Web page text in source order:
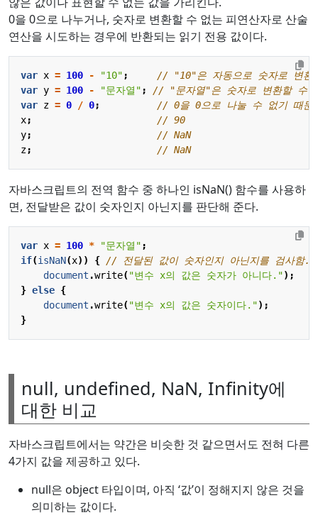
0을 0으로 나누거나, 숫자로 변환할 수 없는 피연산자로 산술
연산을 시도하는 경우에 반환되는 읽기 전용 값이다.
var x = 100 - "10" ;
var y = 100 - "문자열" ;
var z = 0 / 0;
x;
y;
z;
자바스크립트의 전역 함수 중 하나인 isNaN() 함수를 사용하
면, 전달받은 값이 숫자인지 아닌지를 판단해 준다.
var x = 100 * "문자열" ;
if(isNaN(x)) {
document .write("변수 x의 값은 숫자가 아니다.");
} else {
document .write("변수 x의 값은 숫자이다.");
}
null, undefined, NaN, Infinity에
대한 비교
자바스크립트에서는 약간은 비슷한 것 같으면서도 전혀 다른
4가지 값을 제공하고 있다.
null은 object 타입이며, 아직 ‘값’이 정해지지 않은 것을
의미하는 값이다.